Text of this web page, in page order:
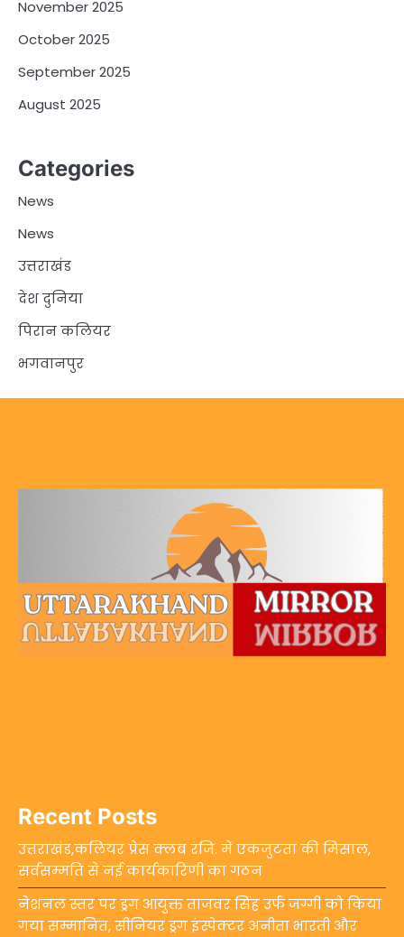
November 2025
October 2025
September 2025
August 2025
Categories
News
News
उत्तराखंड
देश दुनिया
पिरान कलियर
भगवानपुर
Recent Posts
उत्तराखंड,कलियर प्रेस क्लब रजि. में एकजुटता की मिसाल,
सर्वसम्मति से नई कार्यकारिणी का गठन
नेशनल स्तर पर ड्रग आयुक्त ताजवर सिंह उर्फ जग्गी को किया
गया सम्मानित, सीनियर ड्रग इंस्पेक्टर अनीता भारती और